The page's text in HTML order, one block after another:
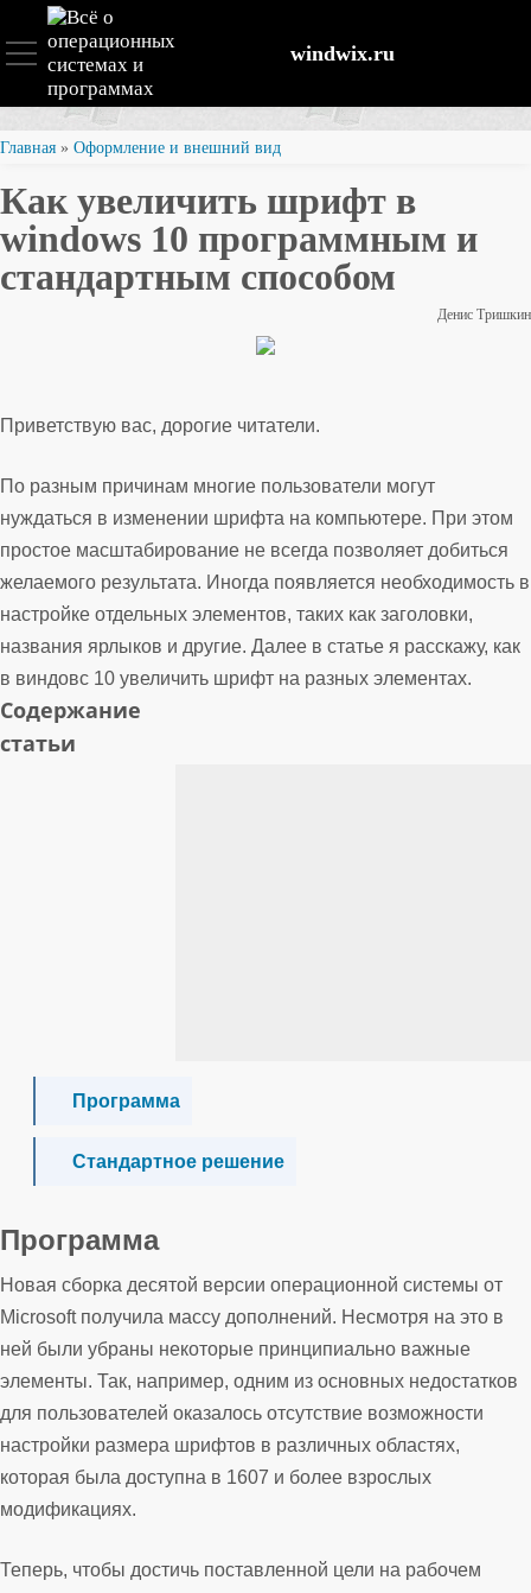
windwix.ru
Установка и настройка
Оптимизация ОС
Восстановление файлов
Главная » Оформление и внешний вид
Как увеличить шрифт в
windows 10 программным и
стандартным способом
Денис Тришкин
Приветствую вас, дорогие читатели.
По разным причинам многие пользователи могут
нуждаться в изменении шрифта на компьютере. При этом
простое масштабирование не всегда позволяет добиться
желаемого результата. Иногда появляется необходимость в
настройке отдельных элементов, таких как заголовки,
названия ярлыков и другие. Далее в статье я расскажу, как
в виндовс 10 увеличить шрифт на разных элементах.
Содержание
статьи
Программа
Стандартное решение
Программа
Новая сборка десятой версии операционной системы от
Microsoft получила массу дополнений. Несмотря на это в
ней были убраны некоторые принципиально важные
элементы. Так, например, одним из основных недостатков
для пользователей оказалось отсутствие возможности
настройки размера шрифтов в различных областях,
которая была доступна в 1607 и более взрослых
модификациях.
Теперь, чтобы достичь поставленной цели на рабочем